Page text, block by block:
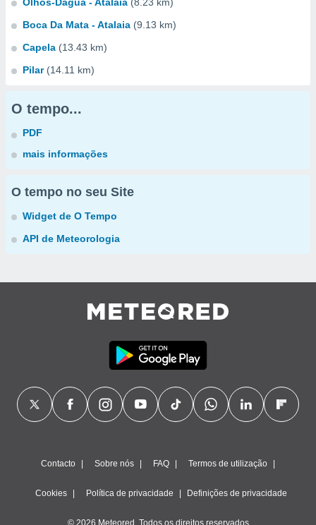
Boca Da Mata - Atalaia (9.13 km)
Capela (13.43 km)
Pilar (14.11 km)
O tempo...
PDF
mais informações
O tempo no seu Site
Widget de O Tempo
API de Meteorologia
Contacto Sobre nós FAQ Termos de utilização
Cookies Política de privacidade Definições de privacidade
© 2026 Meteored. Todos os direitos reservados